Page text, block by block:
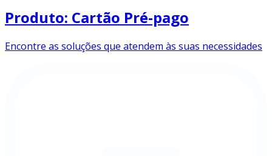
Produto: Cartão Pré-pago
Encontre as soluções que atendem às suas necessidades